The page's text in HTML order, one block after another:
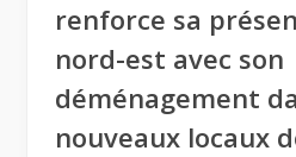
renforce sa
nord-est avec son
déménagement
nouveaux locaux